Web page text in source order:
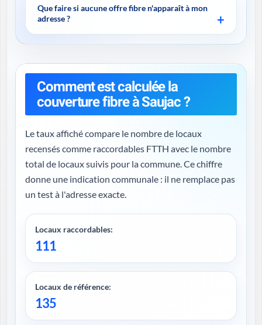
Que faire si aucune offre fibre n'apparaît à mon
adresse ?
Comment est calculée la
couverture fibre à Saujac ?
Le taux affiché compare le nombre de locaux
recensés comme raccordables FTTH avec le nombre
total de locaux suivis pour la commune. Ce chiffre
donne une indication communale : il ne remplace pas
un test à l'adresse exacte.
Locaux raccordables:
111
Locaux de référence:
135